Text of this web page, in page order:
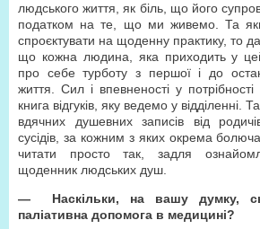
людського життя, як біль, що його
податком на те, що ми живемо. Та
спроєктувати на щоденну практику, то
що кожна людина, яка приходить у цей
про себе турботу з першої і до
життя. Сил і впевненості у
книга відгуків, яку ведемо у відділенні.
вдячних душевних записів від
сусідів, за кожним з яких окрема
читати просто так, задля
щоденник людських душ.
— Наскільки, на вашу думку,
паліативна допомога в медицині?